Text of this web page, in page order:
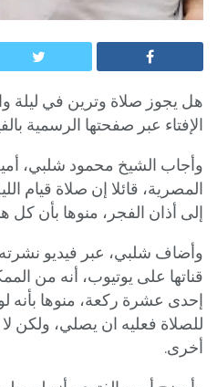
هل يجوز صلاة وترين في ليلة
الإفتاء عبر صفحتها الرسمية
وأجاب الشيخ محمود شلبي، أمين
المصرية، قائلا إن صلاة قيام
إلى أذان الفجر، منوها بأن كل
وأضاف شلبي، عبر فيديو نشرته
قناتها على يوتيوب، أنه من
إحدى عشرة ركعة، منوها بأنه
للصلاة فعليه ان يصلي، ولكن
أخرى.